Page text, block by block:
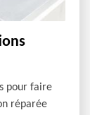
pour faire
réparée